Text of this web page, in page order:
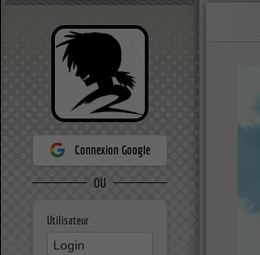
Connexion Google
OU
Utilisateur